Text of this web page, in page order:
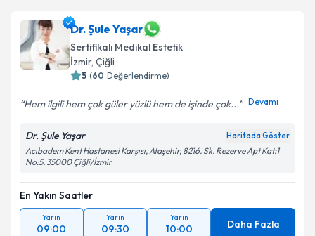
Dr. Şule Yaşar
Sertifikalı Medikal Estetik
İzmir, Çiğli
5 (60 Değerlendirme)
Hem ilgili hem çok güler yüzlü hem de işinde çok... Devamı
Dr. Şule Yaşar Haritada Göster
Acıbadem Kent Hastanesi Karşısı, Ataşehir, 8216. Sk. Rezerve Apt Kat:1
No:5, 35000 Çiğli/İzmir
En Yakın Saatler
Yarın
09:00
Yarın
09:30
Yarın
10:00 Daha Fazla